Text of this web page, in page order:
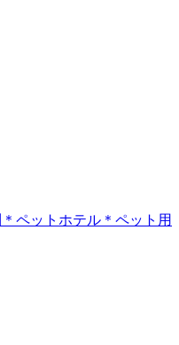
ペットホテル＊ペット用